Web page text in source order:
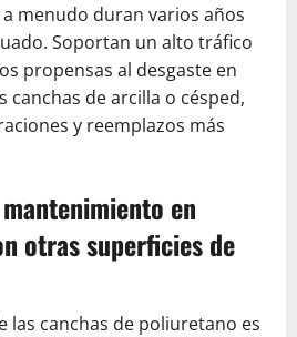
menudo duran varios años
Soportan un alto tráfico
propensas al desgaste en
canchas de arcilla o césped,
y reemplazos más
en
otras superficies de
las canchas de poliuretano es